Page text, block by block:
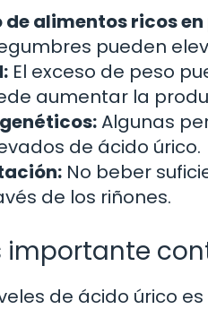
de alimentos ricos
pueden
El exceso de peso
aumentar la
Algunas
de ácido úrico.
No beber
de los riñones.
importante
de ácido úrico